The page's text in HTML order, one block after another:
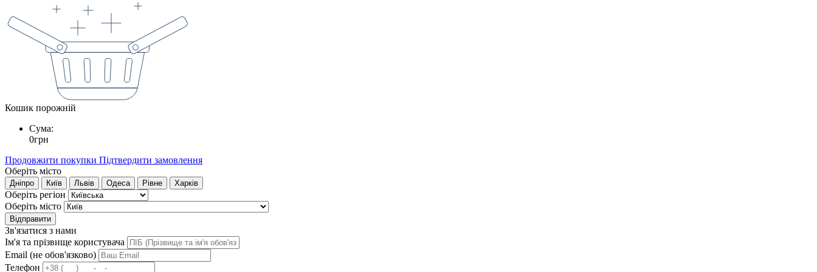
Кошик порожній
Сума:
0грн
Продовжити покупки Підтвердити замовлення
Оберіть місто
Дніпро Київ Львів Одеса Рівне Харків
Оберіть регіон
Оберіть місто
Відправити
Зв'язатися з нами
Ім'я та прізвище користувача
Email (не обов'язково)
Телефон